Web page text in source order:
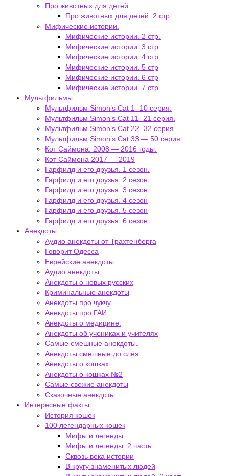
Про животных для детей
Про животных для детей. 2 стр
Мифические истории.
Мифические истории. 2 стр.
Мифические истории. 3 стр
Мифические истории. 4 стр
Мифические истории. 5 стр
Мифические истории. 6 стр
Мифические истории. 7 стр
Мультфильмы
Мультфильм Simon’s Cat 1- 10 серия.
Мультфильм Simon’s Cat 11- 21 серия.
Мультфильм Simon’s Cat 22- 32 серия
Мультфильм Simon’s Cat 33 — 50 серия.
Кот Саймона. 2008 — 2016 годы.
Кот Саймона 2017 — 2019
Гарфилд и его друзья. 1 сезон.
Гарфилд и его друзья. 2 сезон
Гарфилд и его друзья. 3 сезон
Гарфилд и его друзья. 4 сезон
Гарфилд и его друзья. 5 сезон
Гарфилд и его друзья. 6 сезон
Анекдоты
Аудио анекдоты от Трахтенберга
Говорит Одесса
Еврейские анекдоты
Аудио анекдоты
Анекдоты о новых русских
Криминальные анекдоты
Анекдоты про чукчу
Анекдоты про ГАИ
Анекдоты о медицине.
Анекдоты об учениках и учителях
Самые смешные анекдоты.
Анекдоты смешные до слёз
Анекдоты о кошках.
Анекдоты о кошках №2
Самые свежие анекдоты
Сказочные анекдоты
Интересные факты
История кошек
100 легендарных кошек
Мифы и легенды
Мифы и легенды. 2 часть.
Сквозь века истории
В кругу знаменитых людей